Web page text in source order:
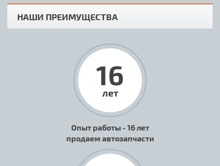
НАШИ ПРЕИМУЩЕСТВА
16
лет
Опыт работы - 16 лет
продаем автозапчасти